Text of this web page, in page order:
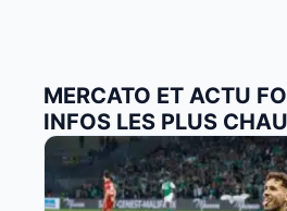
MERCATO ET ACTU
INFOS LES PLUS